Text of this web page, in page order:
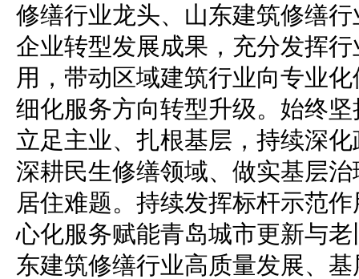
修缮行业龙头、山东建筑修缮
企业转型发展成果，充分发挥
用，带动区域建筑行业向专业
细化服务方向转型升级。始终
立足主业、扎根基层，持续深
深耕民生修缮领域、做实基层
居住难题。持续发挥标杆示范
心化服务赋能青岛城市更新与
东建筑修缮行业高质量发展、